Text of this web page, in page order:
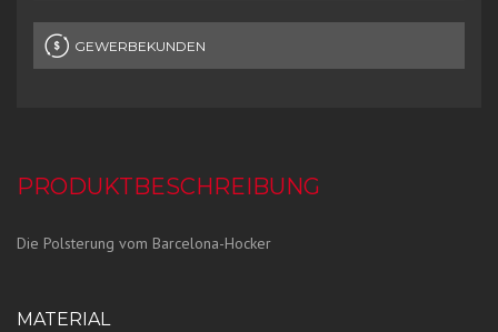
GEWERBEKUNDEN
PRODUKTBESCHREIBUNG
Die Polsterung vom Barcelona-Hocker
MATERIAL